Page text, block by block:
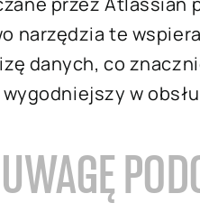
narzędzia te
danych, co
w